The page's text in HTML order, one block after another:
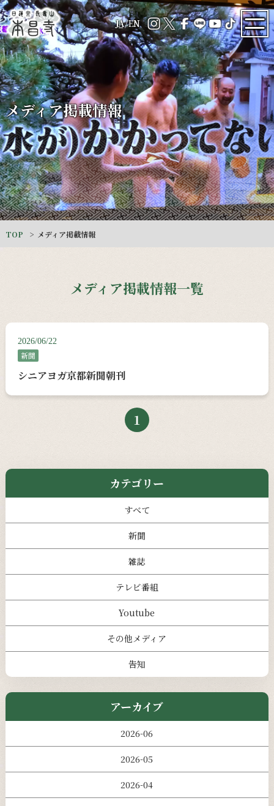
JA/EN
メディア掲載情報
TOP メディア掲載情報
メディア掲載情報一覧
カテゴリー
すべて
新聞
雑誌
テレビ番組
Youtube
その他メディア
告知
アーカイブ
2026-06
2026-05
2026-04
2026/06/22
新聞
シニアヨガ京都新聞朝刊
1